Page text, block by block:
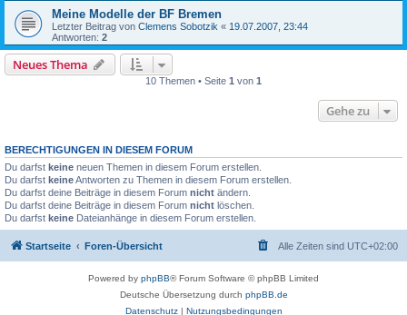
Meine Modelle der BF Bremen
Letzter Beitrag von Clemens Sobotzik « 19.07.2007, 23:44
Antworten: 2
Neues Thema
10 Themen • Seite 1 von 1
Gehe zu
BERECHTIGUNGEN IN DIESEM FORUM
Du darfst keine neuen Themen in diesem Forum erstellen.
Du darfst keineAntworten zu Themen in diesem Forum erstellen.
Du darfst deine Beiträge in diesem Forum nicht ändern.
Du darfst deine Beiträge in diesem Forum nicht löschen.
Du darfst keine Dateianhänge in diesem Forum erstellen.
Startseite Foren-Übersicht Alle Zeiten sind UTC+02:00
Powered by phpBB® Forum Software © phpBB Limited
Deutsche Übersetzung durch phpBB.de
Datenschutz| Nutzungsbedingungen